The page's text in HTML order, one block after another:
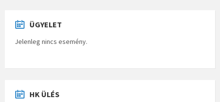
ÜGYELET
Jelenleg nincs esemény.
HK ÜLÉS